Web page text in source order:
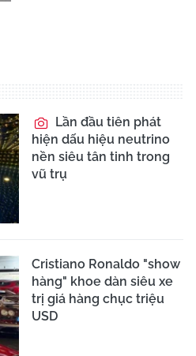
Lần đầu tiên phát
hiện dấu hiệu neutrino
nền siêu tân tinh trong
vũ trụ
Cristiano Ronaldo "show
hàng" khoe dàn siêu xe
trị giá hàng chục triệu
USD